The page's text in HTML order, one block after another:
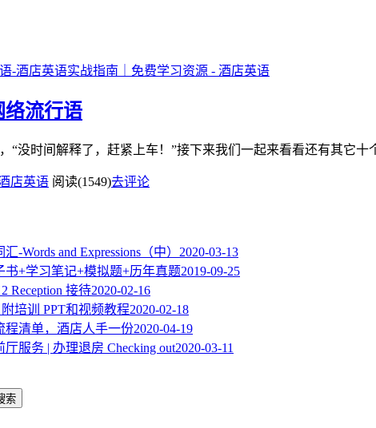
络流行语
没时间解释了，赶紧上车！”接下来我们一起来看看还有其它十个
店英语 阅读(1549)去评论
-Words and Expressions（中） 2020-03-13
书+学习笔记+模拟题+历年真题2019-09-25
Reception 接待2020-02-16
培训 PPT和视频教程2020-02-18
程清单，酒店人手一份2020-04-19
服务 | 办理退房 Checking out2020-03-11
索